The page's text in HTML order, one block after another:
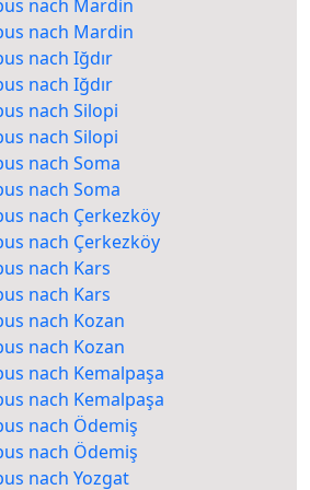
nach Mardin
nach Mardin
nach Iğdır
nach Iğdır
nach Silopi
nach Silopi
nach Soma
nach Soma
nach Çerkezköy
nach Çerkezköy
nach Kars
nach Kars
nach Kozan
nach Kozan
nach Kemalpaşa
nach Kemalpaşa
nach Ödemiş
nach Ödemiş
nach Yozgat